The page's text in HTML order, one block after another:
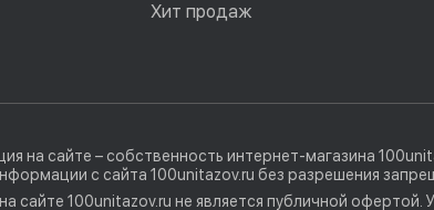
Хит продаж
на сайте – собственность интернет-магазина
с сайта 100unitazov.ru без разрешения
сайте 100unitazov.ru не является публичной офертой.